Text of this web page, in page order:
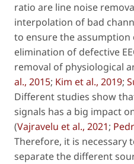
ratio are line noise
interpolation of bad
to ensure the
elimination of defective
removal of physiological
al., 2015; Kim et al., 2019;
Different studies show
signals has a big impact
(Vajravelu et al., 2021;
Therefore, it is necessary
separate the different